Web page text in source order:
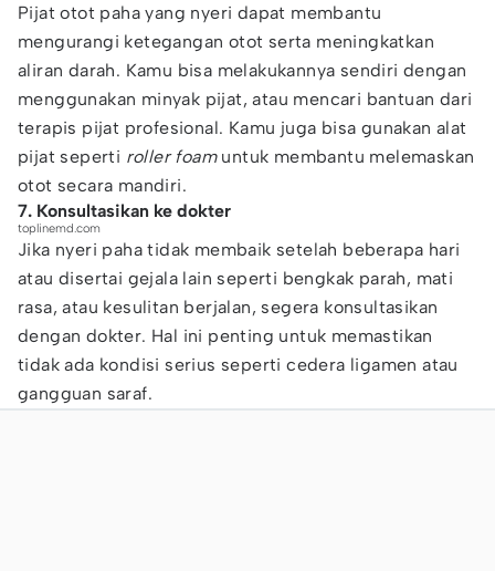
Pijat otot paha yang nyeri dapat membantu
mengurangi ketegangan otot serta meningkatkan
aliran darah. Kamu bisa melakukannya sendiri dengan
menggunakan minyak pijat, atau mencari bantuan dari
terapis pijat profesional. Kamu juga bisa gunakan alat
pijat seperti roller foamuntuk membantu melemaskan
otot secara mandiri.
7. Konsultasikan ke dokter
toplinemd.com
Jika nyeri paha tidak membaik setelah beberapa hari
atau disertai gejala lain seperti bengkak parah, mati
rasa, atau kesulitan berjalan, segera konsultasikan
dengan dokter. Hal ini penting untuk memastikan
tidak ada kondisi serius seperti cedera ligamen atau
gangguan saraf.